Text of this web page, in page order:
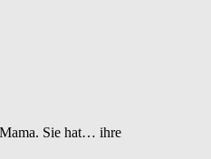
Sie hat… ihre